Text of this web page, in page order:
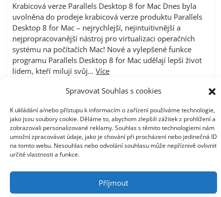
Spravovat Souhlas s cookies
K ukládání a/nebo přístupu k informacím o zařízení používáme technologie,
jako jsou soubory cookie. Děláme to, abychom zlepšili zážitek z prohlížení a
zobrazovali personalizované reklamy. Souhlas s těmito technologiemi nám
umožní zpracovávat údaje, jako je chování při procházení nebo jedinečná ID
na tomto webu. Nesouhlas nebo odvolání souhlasu může nepříznivě ovlivnit
určité vlastnosti a funkce.
Příjmout
Krabicová verze Parallels Desktop 8 for Mac Dnes byla
uvolněna do prodeje krabicová verze produktu Parallels
Desktop 8 for Mac – nejrychlejší, nejintuitivnější a
nejpropracovanější nástroj pro virtualizaci operačních
systému na počítačích Mac! Nové a vylepšené funkce
programu Parallels Desktop 8 for Mac udělají lepší život
lidem, kteří milují svůj... Více
Centrála Ostrava
Opavská 6230/29a,708 00 Ostrava-Poruba
Česká republika, +420 596 912 961,
info@zebra.cz
Pobočka Hradec Králové
Třída SNP 402/48, 500 03 Hradec Králové